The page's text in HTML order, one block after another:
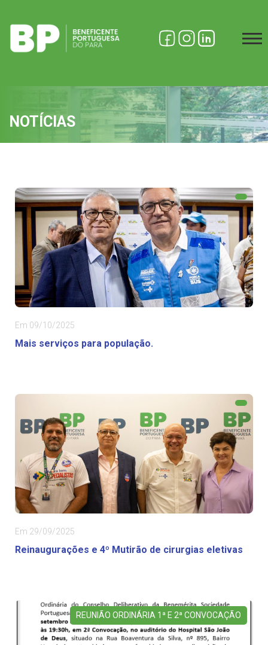
NOTÍCIAS
Em 09/10/2025
Mais serviços para população.
Em 29/09/2025
Reinaugurações e 4º Mutirão de cirurgias eletivas
REUNIÃO ORDINÁRIA 1ª E 2ª CONVOCAÇÃO